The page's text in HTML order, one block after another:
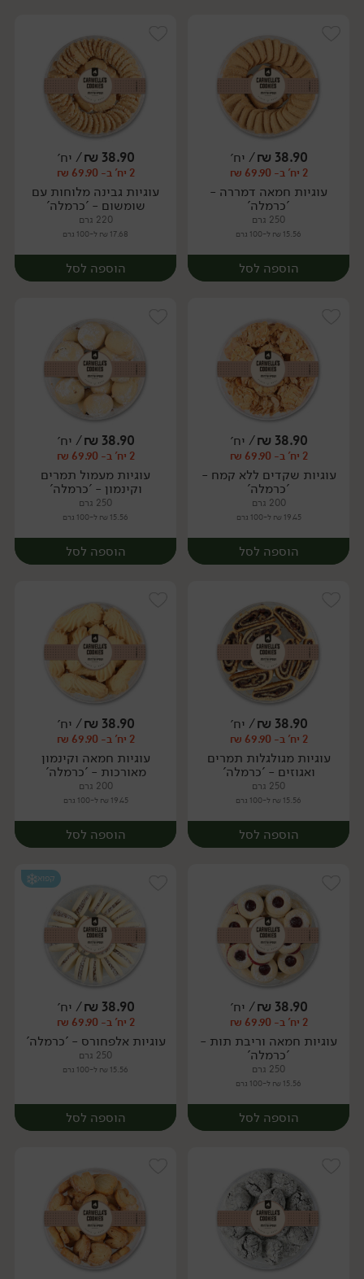
יח׳ יח׳
38.90
₪/ יח׳
2 יח' ב- 69.90 ₪
עוגיות חמאה דמררה -
'כרמלה'
250 גרם
15.56 ₪ ל-100 גרם
הוספה לסל
יח׳
38.90
₪/ יח׳
2 יח' ב- 69.90 ₪
עוגיות גבינה מלוחות עם
שומשום - 'כרמלה'
220 גרם
17.68 ₪ ל-100 גרם
הוספה לסל
יח׳
38.90
₪/ יח׳
2 יח' ב- 69.90 ₪
עוגיות שקדים ללא קמח -
'כרמלה'
200 גרם
19.45 ₪ ל-100 גרם
הוספה לסל
יח׳
38.90
₪/ יח׳
2 יח' ב- 69.90 ₪
עוגיות מעמול תמרים
וקינמון - 'כרמלה'
250 גרם
15.56 ₪ ל-100 גרם
הוספה לסל
יח׳
38.90
₪/ יח׳
2 יח' ב- 69.90 ₪
עוגיות מגולגלות תמרים
ואגוזים - 'כרמלה'
250 גרם
15.56 ₪ ל-100 גרם
הוספה לסל
יח׳
38.90
₪/ יח׳
2 יח' ב- 69.90 ₪
עוגיות חמאה וקינמון
מאורכות - 'כרמלה'
200 גרם
19.45 ₪ ל-100 גרם
הוספה לסל
יח׳
38.90
₪/ יח׳
2 יח' ב- 69.90 ₪
עוגיות חמאה וריבת תות -
'כרמלה'
250 גרם
15.56 ₪ ל-100 גרם
הוספה לסל
קפוא
38.90
₪/ יח׳
2 יח' ב- 69.90 ₪
עוגיות אלפחורס - 'כרמלה'
250 גרם
15.56 ₪ ל-100 גרם
הוספה לסל